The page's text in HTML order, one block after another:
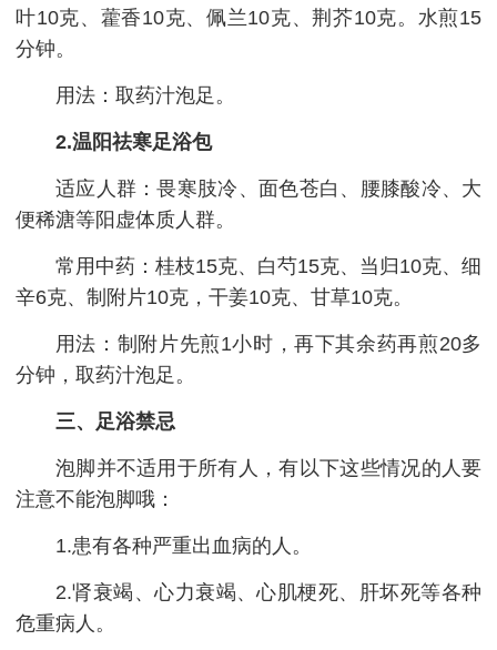
叶10克、藿香10克、佩兰10克、荆芥10克。水煎15
分钟。
用法：取药汁泡足。
2.温阳祛寒足浴包
适应人群：畏寒肢冷、面色苍白、腰膝酸冷、大
便稀溏等阳虚体质人群。
常用中药：桂枝15克、白芍15克、当归10克、细
辛6克、制附片10克，干姜10克、甘草10克。
用法：制附片先煎1小时，再下其余药再煎20多
分钟，取药汁泡足。
三、足浴禁忌
泡脚并不适用于所有人，有以下这些情况的人要
注意不能泡脚哦：
1.患有各种严重出血病的人。
2.肾衰竭、心力衰竭、心肌梗死、肝坏死等各种
危重病人。